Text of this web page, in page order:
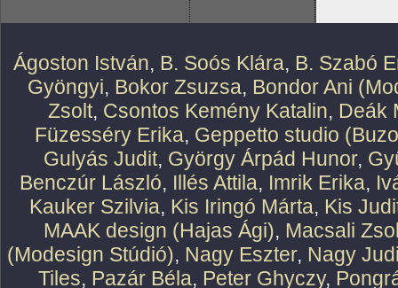
Ágoston István, B. Soós Klára, B. Szabó
Gyöngyi, Bokor Zsuzsa, Bondor Ani
Zsolt, Csontos Kemény Katalin, Deák
Füzesséry Erika, Geppetto studio
Gulyás Judit, György Árpád Hunor,
Benczúr László, Illés Attila, Imrik Erika,
Kauker Szilvia, Kis Iringó Márta, Kis
MAAK design (Hajas Ági), Macsali
(Modesign Stúdió), Nagy Eszter, Nagy
Tiles, Pazár Béla, Peter Ghyczy,